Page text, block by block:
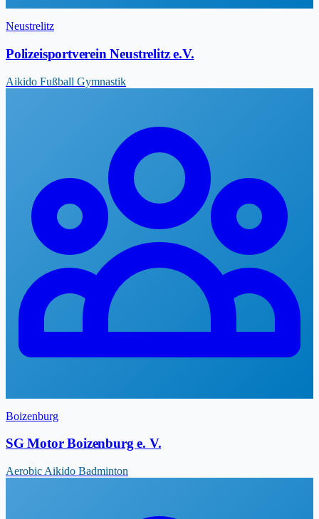
Neustrelitz
Polizeisportverein Neustrelitz e.V.
Aikido Fußball Gymnastik
Boizenburg
SG Motor Boizenburg e. V.
Aerobic Aikido Badminton